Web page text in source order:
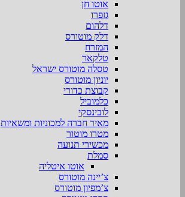
אוטו חן
גזפרו
דלהום
דלק מוטורס
המזרח
טלקאר
טסלה מוטורס ישראל
יוניון מוטורס
קבוצת כדורי
כלמוביל
לובינסקי
מאיר חברה למכוניות ומשאיות
מטרו מוטור
מכשירי תנועה
סמלת
אוטו איטליה
צ’יינה מוטורס
צ’מפיון מוטורס